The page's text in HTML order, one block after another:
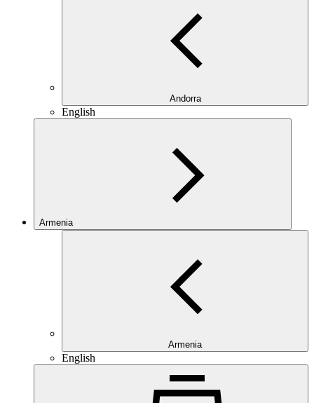
Andorra
English
Armenia
Armenia
English